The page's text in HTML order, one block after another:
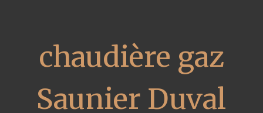
chaudière gaz
Saunier Duval